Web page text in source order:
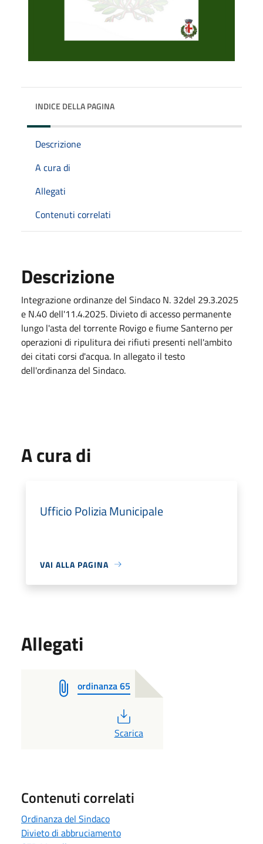
INDICE DELLA PAGINA
Descrizione
A cura di
Allegati
Contenuti correlati
Descrizione
Integrazione ordinanze del Sindaco N. 32del 29.3.2025
e N.40 dell'11.4.2025. Divieto di accesso permanente
lungo l'asta del torrente Rovigo e fiume Santerno per
operazioni di ripulitura dei rifiuti presenti nell'ambito
dei citati corsi d'acqua. In allegato il testo
dell'ordinanza del Sindaco.
A cura di
Ufficio Polizia Municipale
VAI ALLA PAGINA
Allegati
ordinanza 65
PDF
Scarica
Contenuti correlati
Ordinanza del Sindaco
Divieto di abbruciamento